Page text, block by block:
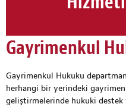
Gayrimenkul
Gayrimenkul Hukuku
herhangi bir yerindeki
geliştirmelerinde hukuki destek